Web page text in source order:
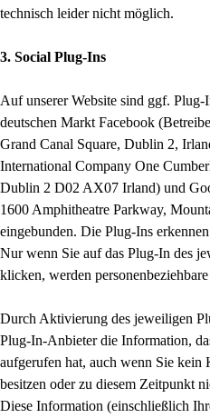
technisch leider nicht möglich.
3. Social Plug-Ins
Auf unserer Website sind ggf.
deutschen Markt Facebook
Grand Canal Square, Dublin 2,
International Company One
Dublin 2 D02 AX07 Irland) und
1600 Amphitheatre Parkway,
eingebunden. Die Plug-Ins
Nur wenn Sie auf das Plug-In des
klicken, werden
Durch Aktivierung des jeweiligen
Plug-In-Anbieter die Information,
aufgerufen hat, auch wenn Sie
besitzen oder zu diesem Zeitpunkt
Diese Information (einschließlich